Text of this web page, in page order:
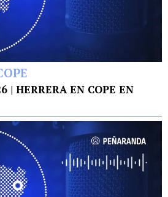
| HERRERA EN COPE EN